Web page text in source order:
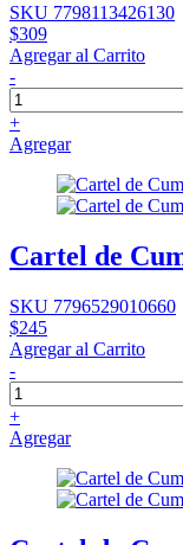
SKU 7798113426130
$309
Agregar al Carrito
-
+
Agregar
Cartel de
SKU 7796529010660
$245
Agregar al Carrito
-
+
Agregar